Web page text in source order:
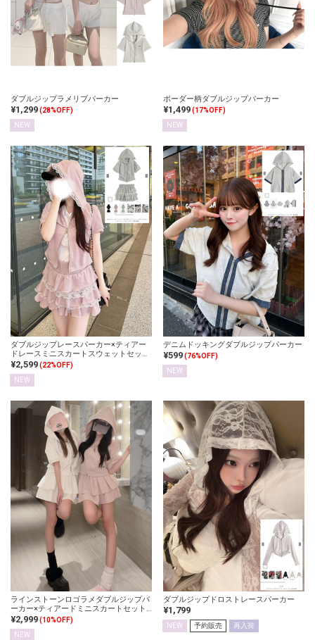
ダブルジップラメリブパーカー
¥1,299(28%OFF)
NEW
ボーダー柄ダブルジップパーカー
¥1,499(17%OFF)
NEW
ダブルジップレースパーカー×ティアー
ドレースミニスカートスウェットセット
アップ
¥2,599(22%OFF)
NEW
デニムドッキングダブルジップパーカー
¥599(76%OFF)
NEW
ラインストーンロゴラメダブルジップパ
ーカー×ティアードミニスカートセット
アップ
¥2,999(10%OFF)
NEW
ダブルジップドロストレースパーカー
¥1,799
NEW 予約販売 再入荷